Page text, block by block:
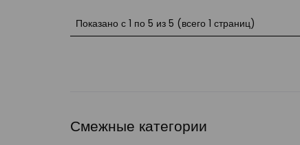
Показано с 1 по 5 из 5 (всего 1 страниц)
Смежные категории